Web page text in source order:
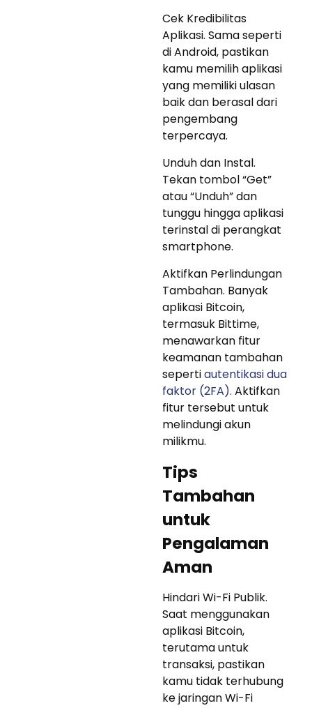
Cek Kredibilitas
Aplikasi. Sama seperti
di Android, pastikan
kamu memilih aplikasi
yang memiliki ulasan
baik dan berasal dari
pengembang
terpercaya.
Unduh dan Instal.
Tekan tombol “Get”
atau “Unduh” dan
tunggu hingga aplikasi
terinstal di perangkat
smartphone.
Aktifkan Perlindungan
Tambahan. Banyak
aplikasi Bitcoin,
termasuk Bittime,
menawarkan fitur
keamanan tambahan
sepertiautentikasi dua
faktor (2FA). Aktifkan
fitur tersebut untuk
melindungi akun
milikmu.
Tips
Tambahan
untuk
Pengalaman
Aman
Hindari Wi-Fi Publik.
Saat menggunakan
aplikasi Bitcoin,
terutama untuk
transaksi, pastikan
kamu tidak terhubung
ke jaringan Wi-Fi